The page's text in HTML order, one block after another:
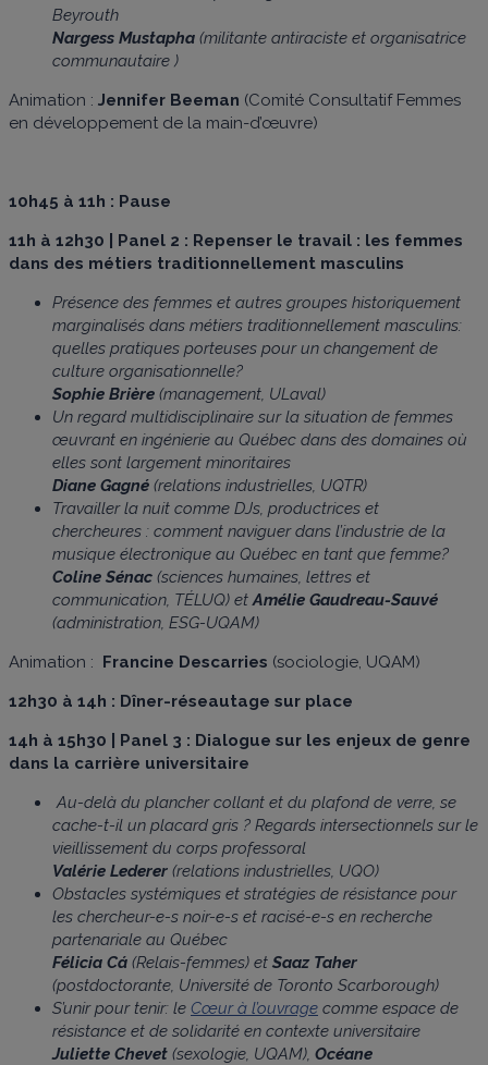
Beyrouth
Nargess Mustapha (militante antiraciste et organisatrice
communautaire )
Animation : Jennifer Beeman (Comité Consultatif Femmes
en développement de la main-d’œuvre)
10h45 à 11h : Pause
11h à 12h30 | Panel 2 : Repenser le travail : les femmes
dans des métiers traditionnellement masculins
Présence des femmes et autres groupes historiquement
marginalisés dans métiers traditionnellement masculins:
quelles pratiques porteuses pour un changement de
culture organisationnelle?
Sophie Brière (management, ULaval)
Un regard multidisciplinaire sur la situation de femmes
œuvrant en ingénierie au Québec dans des domaines où
elles sont largement minoritaires
Diane Gagné (relations industrielles, UQTR)
Travailler la nuit comme DJs, productrices et
chercheures : comment naviguer dans l’industrie de la
musique électronique au Québec en tant que femme?
Coline Sénac (sciences humaines, lettres et
communication, TÉLUQ) et Amélie Gaudreau-Sauvé
(administration, ESG-UQAM)
Animation : Francine Descarries (sociologie, UQAM)
12h30 à 14h : Dîner-réseautage sur place
14h à 15h30 | Panel 3 : Dialogue sur les enjeux de genre
dans la carrière universitaire
Au-delà du plancher collant et du plafond de verre, se
cache-t-il un placard gris ? Regards intersectionnels sur le
vieillissement du corps professoral
Valérie Lederer (relations industrielles, UQO)
Obstacles systémiques et stratégies de résistance pour
les chercheur-e-s noir-e-s et racisé-e-s en recherche
partenariale au Québec
Félicia Cá (Relais-femmes) et Saaz Taher
(postdoctorante, Université de Toronto Scarborough)
S’unir pour tenir: le Cœur à l’ouvrage comme espace de
résistance et de solidarité en contexte universitaire
Juliette Chevet (sexologie, UQAM), Océane